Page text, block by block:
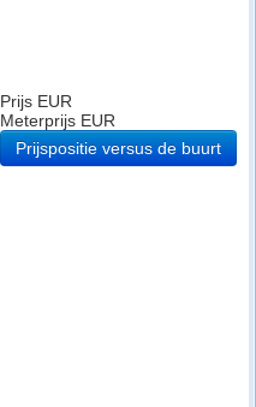
Prijs EUR
Meterprijs EUR
Prijspositie versus de buurt